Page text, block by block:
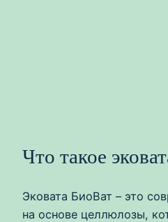
Что такое
Эковата БиоВат – это
на основе целлюлозы,